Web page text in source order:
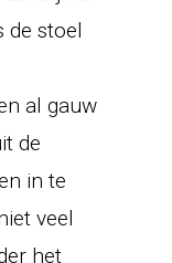
de stoel
al gauw
de
in te
veel
het